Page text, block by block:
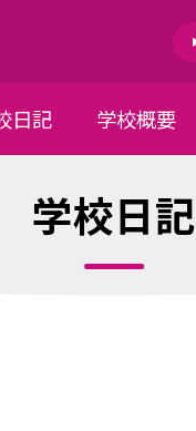
日記 学校概要
学校日記